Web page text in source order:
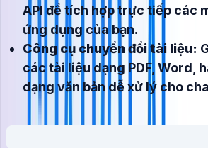
API để tích hợp trực tiếp các
ứng dụng của bạn.
Công cụ chuyển đổi tài liệu:
các tài liệu dạng PDF, Word,
dạng văn bản dễ xử lý cho